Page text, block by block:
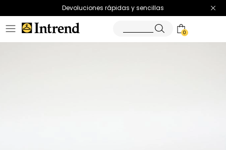
Devoluciones rápidas y sencillas
0